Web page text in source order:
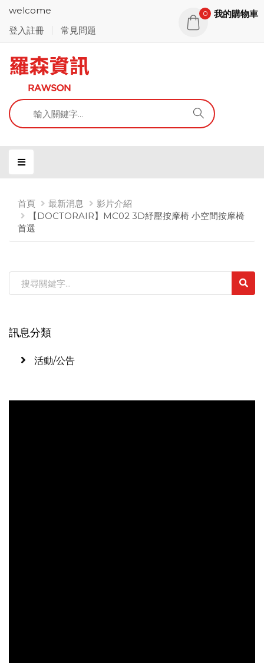
welcome
登入註冊
常見問題
0 我的購物車
首頁 最新消息
影片介紹
【DOCTORAIR】MC02 3D紓壓按摩椅 小空間按摩椅
首選
訊息分類
活動/公告